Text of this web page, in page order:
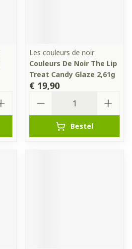
Les couleurs de noir
Couleurs De Noir The Lip
Treat Candy Glaze 2,61g
€ 19,90
Bestel